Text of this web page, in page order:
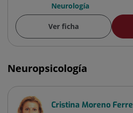
Neurología
Ver ficha
Neuropsicología
Cristina Moreno Ferre